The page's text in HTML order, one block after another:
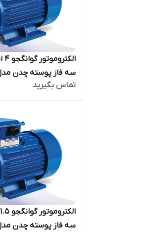
بالا
تماس بگیرید